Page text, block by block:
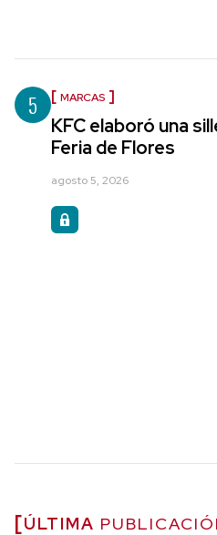
5 MARCAS
KFC elaboró una
Feria de Flores
agosto 5, 2026
ÚLTIMA